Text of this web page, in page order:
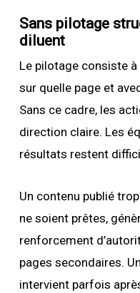
Sans pilotage
diluent
Le pilotage consiste
sur quelle page et
Sans ce cadre, les
direction claire. Les
résultats restent
Un contenu publié
ne soient prêtes,
renforcement
pages secondaires.
intervient parfois